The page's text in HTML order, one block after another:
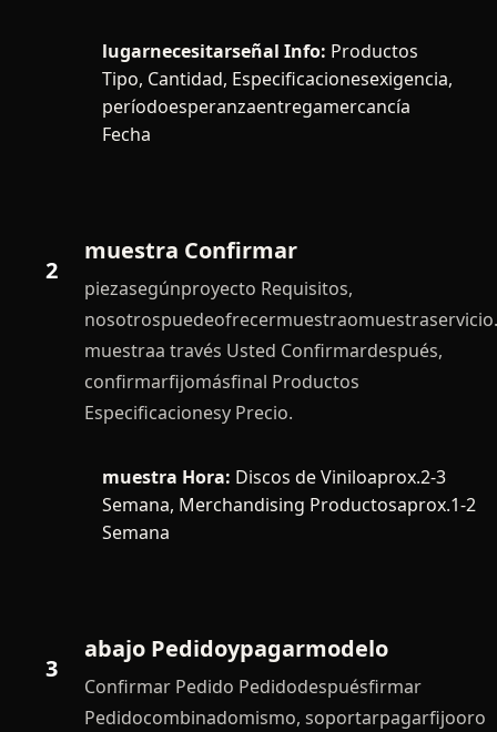
lugarnecesitarseñal Info: Productos
Tipo, Cantidad, Especificacionesexigencia,
períodoesperanzaentregamercancía
Fecha
2
muestra Confirmar
piezasegúnproyecto Requisitos,
nosotrospuedeofrecermuestraomuestraservicio.
muestraa través Usted Confirmardespués,
confirmarfijomásfinal Productos
Especificacionesy Precio.
muestra Hora: Discos de Viniloaprox.2-3
Semana, Merchandising Productosaprox.1-2
Semana
3
abajo Pedidoypagarmodelo
Confirmar Pedido Pedidodespuésfirmar
Pedidocombinadomismo, soportarpagarfijooro